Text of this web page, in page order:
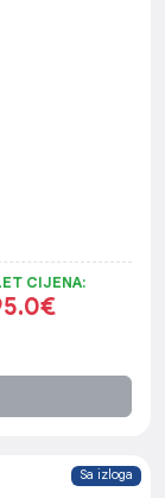
CIJENA:
Sa izloga